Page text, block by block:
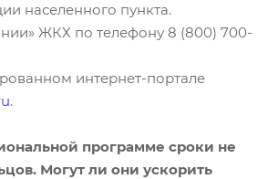
населенного пункта.
ЖКХ по телефону 8 (800) 700-
интернет-портале
.
программе сроки не
Могут ли они ускорить